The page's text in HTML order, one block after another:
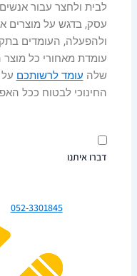
לבית ולחצר עבור
עסק, בדגש על מוצרים
ולהפעלה, העומדים
עומדת מאחורי כל מוצר
שלה עומד לרשותכם
החינוכי לבטוח ככל
דברו איתנו
052-3301845